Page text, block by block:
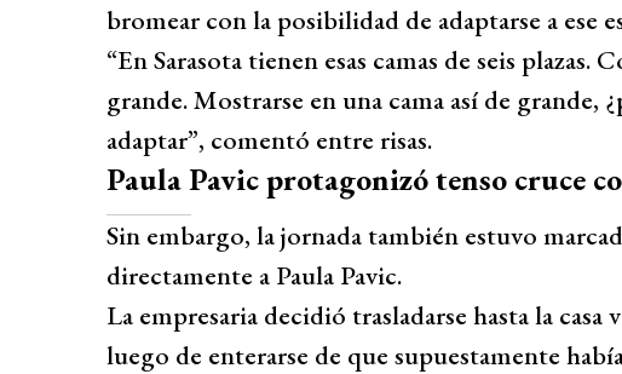
bromear con la posibilidad de adaptarse a ese
“En Sarasota tienen esas camas de seis
grande. Mostrarse en una cama así de grande,
adaptar”, comentó entre risas.
Paula Pavic protagonizó tenso cruce
Sin embargo, la jornada también estuvo
directamente a Paula Pavic.
La empresaria decidió trasladarse hasta la
luego de enterarse de que supuestamente